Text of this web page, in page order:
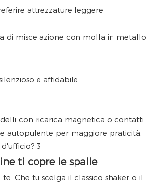
attrezzature leggere
di miscelazione con molla in metallo
e affidabile
con ricarica magnetica o contatti
autopulente per maggiore praticità.
ti copre le spalle
Che tu scelga il classico shaker o il